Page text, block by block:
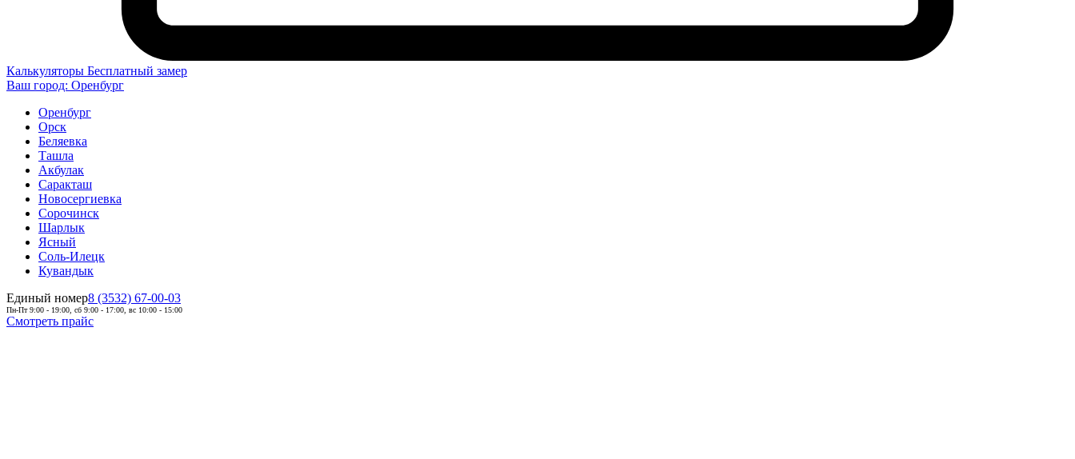
Калькуляторы Бесплатный замер
Ваш город: Оренбург
Оренбург
Орск
Беляевка
Ташла
Акбулак
Саракташ
Новосергиевка
Сорочинск
Шарлык
Ясный
Соль-Илецк
Кувандык
Единый номер8 (3532) 67-00-03
Пн-Пт 9:00 - 19:00, сб 9:00 - 17:00, вс 10:00 - 15:00
Смотреть прайс